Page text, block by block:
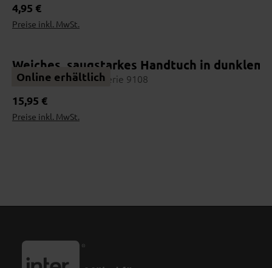
Regulärer Preis:
4,95 €
Preise inkl. MwSt.
Online erhältlich
Weiches, saugstarkes Handtuch in dunklem
Interliving Handtuch Serie 9108
Regulärer Preis:
15,95 €
Preise inkl. MwSt.